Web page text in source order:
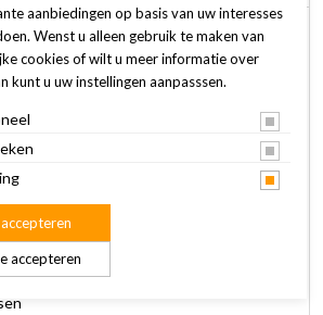
met zaden, vruchten en groente
snack een actief speeltje voor
om los op de bodem te leggen. Door
de papegaai extra moeite doen om ervan
en konijnen
aanbiedingen op basis van uw interesses
Wenst u alleen gebruik te maken van
cookies of wilt u meer informatie over
kunt u uw instellingen aanpasssen.
accepteren